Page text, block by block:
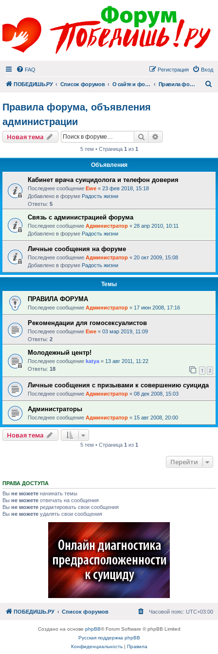
FAQ Вход
Регистрация
ПОБЕДИШЬ.РУ Список форумов О сайте и форуме Правила форума, объявления администрации
Правила форума, объявления
администрации
Новая тема Поиск
5 тем • Страница 1 из 1
Объявления
Кабинет врача суицидолога и телефон доверия
Последнее сообщение Ewe « 23 фев 2018, 15:18
Добавлено в форуме Радость жизни
Ответы: 5
Связь с администрацией форума
Последнее сообщение Администратор « 28 апр 2010, 10:11
Добавлено в форуме Радость жизни
Личные сообщения на форуме
Последнее сообщение Администратор « 20 окт 2009, 15:08
Добавлено в форуме Радость жизни
Темы
ПРАВИЛА ФОРУМА
Последнее сообщение Администратор « 17 июн 2008, 17:16
Рекомендации для гомосексуалистов
Последнее сообщение Ewe « 03 мар 2019, 11:09
Ответы: 2
Молодежный центр!
Последнее сообщение katya « 13 авг 2011, 11:22
Ответы: 18 1 2
Личные сообщения с призывами к совершению суицида
Последнее сообщение Администратор « 08 дек 2008, 15:03
Администраторы
Последнее сообщение Администратор « 15 авг 2008, 20:00
Новая тема
5 тем • Страница 1 из 1
Перейти
ПРАВА ДОСТУПА
Вы не можете начинать темы
Вы не можете отвечать на сообщения
Вы не можете редактировать свои сообщения
Вы не можете удалять свои сообщения
ПОБЕДИШЬ.РУ Список форумов Часовой пояс: UTC+03:00
Создано на основе phpBB® Forum Software © phpBB Limited
Русская поддержка phpBB
Конфиденциальность| Правила